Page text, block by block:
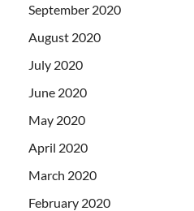
September 2020
August 2020
July 2020
June 2020
May 2020
April 2020
March 2020
February 2020